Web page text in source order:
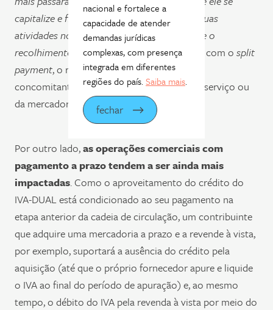
capitalize e financie momentaneamente as suas
atividades no período entre o recebimento e o
recolhimento das receitas tributárias. Afinal, com o split
payment, o recolhimento dos tributos será
concomitante ao recebimento do preço do serviço ou
da mercadoria vendida.
Por outro lado,as operações comerciais com
pagamento a prazo tendem a ser ainda mais
impactadas. Como o aproveitamento do crédito do
IVA-DUAL está condicionado ao seu pagamento na
etapa anterior da cadeia de circulação, um contribuinte
que adquire uma mercadoria a prazo e a revende à vista,
por exemplo, suportará a ausência do crédito pela
aquisição (até que o próprio fornecedor apure e liquide
o IVA ao final do período de apuração) e, ao mesmo
tempo, o débito do IVA pela revenda à vista por meio do
nacional e fortalece a
capacidade de atender
demandas jurídicas
complexas, com presença
integrada em diferentes
regiões do país.Saiba mais.
fechar